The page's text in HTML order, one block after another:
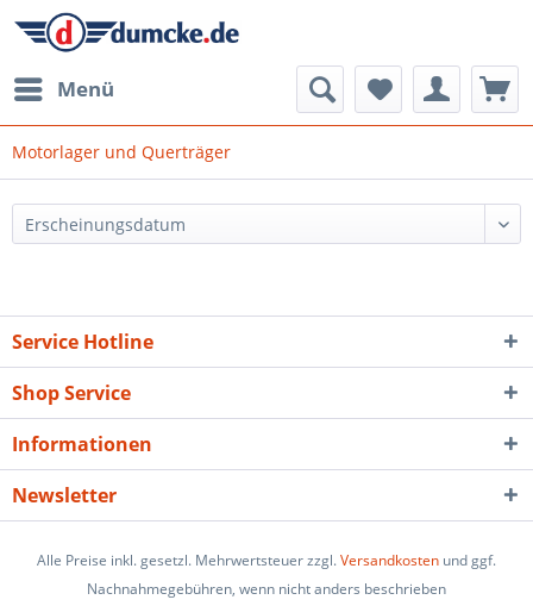
Menü
Motorlager und Querträger
Service Hotline
Shop Service
Informationen
Newsletter
Alle Preise inkl. gesetzl. Mehrwertsteuer zzgl.Versandkosten und ggf.
Nachnahmegebühren, wenn nicht anders beschrieben